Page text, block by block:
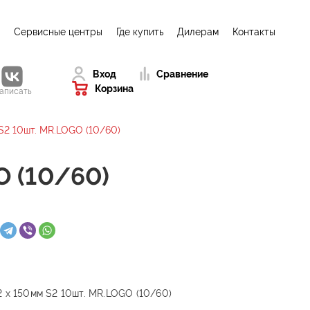
Сервисные центры Где купить Дилерам Контакты
Вход
Сравнение
Корзина
10шт. MR.LOGO (10/60)
(10/60)
х 150мм S2 10шт. MR.LOGO (10/60)